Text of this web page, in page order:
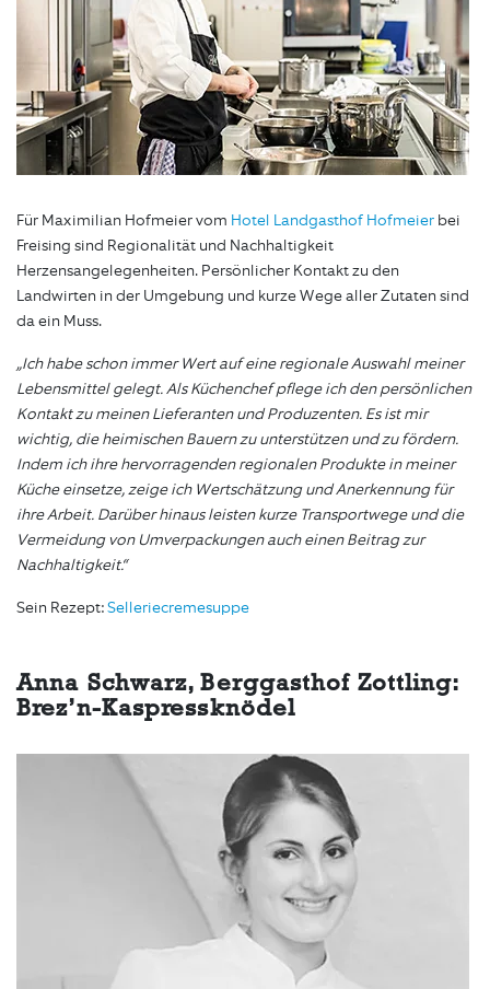
Für Maximilian Hofmeier vom Hotel Landgasthof Hofmeier bei
Freising sind Regionalität und Nachhaltigkeit
Herzensangelegenheiten. Persönlicher Kontakt zu den
Landwirten in der Umgebung und kurze Wege aller Zutaten sind
da ein Muss.
„Ich habe schon immer Wert auf eine regionale Auswahl meiner
Lebensmittel gelegt. Als Küchenchef pflege ich den persönlichen
Kontakt zu meinen Lieferanten und Produzenten. Es ist mir
wichtig, die heimischen Bauern zu unterstützen und zu fördern.
Indem ich ihre hervorragenden regionalen Produkte in meiner
Küche einsetze, zeige ich Wertschätzung und Anerkennung für
ihre Arbeit. Darüber hinaus leisten kurze Transportwege und die
Vermeidung von Umverpackungen auch einen Beitrag zur
Nachhaltigkeit.“
Sein Rezept:Selleriecremesuppe
Anna Schwarz, Berggasthof Zottling:
Brez’n-Kaspressknödel